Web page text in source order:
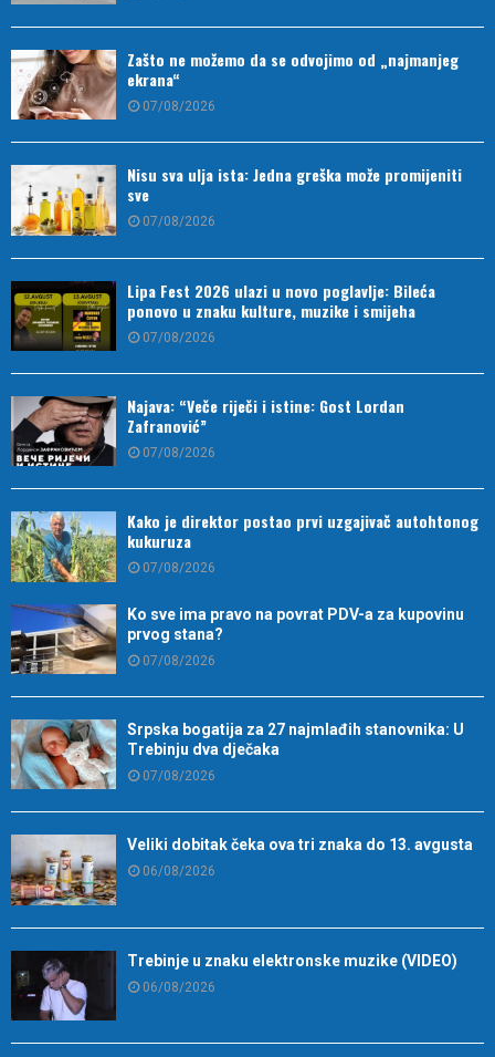
Zašto ne možemo da se odvojimo od „najmanjeg
ekrana“
07/08/2026
Nisu sva ulja ista: Jedna greška može promijeniti
sve
07/08/2026
Lipa Fest 2026 ulazi u novo poglavlje: Bileća
ponovo u znaku kulture, muzike i smijeha
07/08/2026
Najava: “Veče riječi i istine: Gost Lordan
Zafranović”
07/08/2026
Kako je direktor postao prvi uzgajivač autohtonog
kukuruza
07/08/2026
Ko sve ima pravo na povrat PDV-a za kupovinu
prvog stana?
07/08/2026
Srpska bogatija za 27 najmlađih stanovnika: U
Trebinju dva dječaka
07/08/2026
Veliki dobitak čeka ova tri znaka do 13. avgusta
06/08/2026
Trebinje u znaku elektronske muzike (VIDEO)
06/08/2026